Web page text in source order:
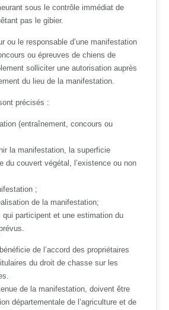
sous le contrôle immédiat de
pas le gibier.
ou le responsable d’une manifestation
ou épreuves de chiens de
solliciter une autorisation auprès
du lieu de la manifestation.
précisés :
(entraînement, concours ou
la manifestation, la superficie
du couvert végétal, l’existence ou non
;
de la manifestation;
qui participent et une estimation du
de l’accord des propriétaires
du droit de chasse sur les
de la manifestation, doivent être
départementale de l’agriculture et de